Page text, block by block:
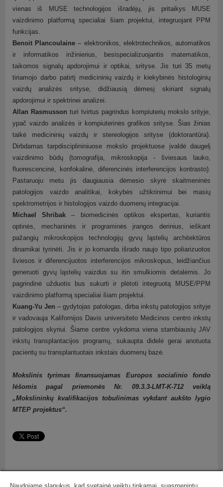
vienas iš MUSE technologijos išradėjų, jis pritaikys MUSE
vaizdinimo platformą specialiai šiam projektui, integruojant PPM
funkcijas.
Benoit Plancoulaine – elektronikos, elektrotechnikos, automatikos
ir informatikos inžinierius, besispecializuojantis matematikos,
taikomos signalų apdorojimui ir optikai, srityse. Jis turi 35 metų
tiriamojo darbo patirtį medicininių vaizdų ir kiekybinės histologinių
vaizdų analizės srityse, didžiausią dėmesį skiriant signalų
apdorojimui ir spektrinei analizei.
Allan Rasmusson turi tvirtus pagrindus kompiuterių mokslo srityje,
ypač vaizdo analizės ir kompiuterinės grafikos srityse. Šias žinias
taikė medicininių vaizdų ir stereologijos srityse (doktorantūra).
Dirbdamas tarpdisciplininiuose mokslo projektuose įvaldė daugelį
vaizdinimo būdų (tomografija, mikroskopija - šviesaus lauko,
fluorescencinė, konfokalinė, diferencinės interferencijos kontrasto).
Pastaruoju metu jis daugiausia dėmesio skyrė skaitmeninės
patologijos vaizdo analitikai, kokybės užtikrinimui bei masių
spektrometrijos ir histologijos vaizdo duomenų integracijai.
Michael Shribak – biomedicinės optikos ekspertas, kuriantis
optinės, mechaninės ir programinės įrangos derinius, ieškant
pažangių mikroskopijos technologijų gyvų ląstelių architektūros
dinamikai tyrinėti. Jis ir jo komanda išrado naujo tipo poliarizuotos
šviesos ir diferencijuotos interferencijos mikroskopus, leidžiančius
generuoti gyvų ląstelių vaizdus su itin smulkiomis detalėmis. Jo
pagrindinė užduotis bus sukurti ir plėtoti integruotą MUSE/PPM
vaizdinimo platformą specialiai šiam projektui.
Kuang-Yu Jen – gydytojas patologas, dirba inkstų patologijos srityje
ir vadovauja Kalifornijos Davis universiteto Medicinos centro inkstų
patologijos skyriui. Šiame centre vykdoma viena stambiausių JAV
inkstų transplantacijos programų, sukaupta didelė gerai anotuota
pacientų su transplantuotais inkstais duomenų bazė.
Mokslinis tyrimas finansuojamas Europos socialinio fondo
lėšomis pagal priemonės Nr. 09.3.3-LMT-K-712 veiklą
„Mokslininkų kvalifikacijos tobulinimas vykdant aukšto lygio
MTEP projektus“.